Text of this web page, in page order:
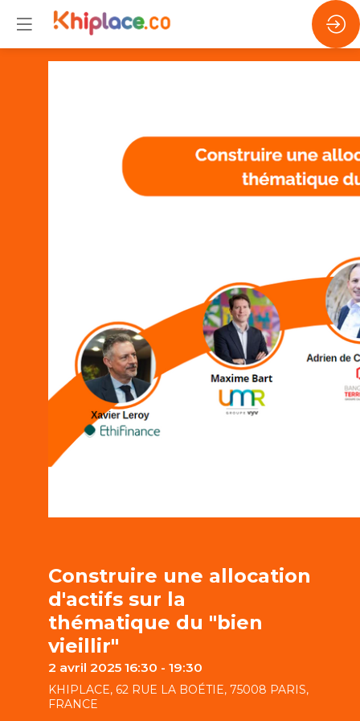
Construire une allocation
d'actifs sur la
thématique du "bien
vieillir"
2 avril 2025 16:30 - 19:30
KHIPLACE, 62 RUE LA BOÉTIE, 75008 PARIS,
FRANCE